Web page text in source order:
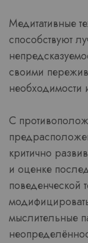
Медитативные
способствуют
своими
необходимости
С
критично
и оценке
поведенческой
мыслительные